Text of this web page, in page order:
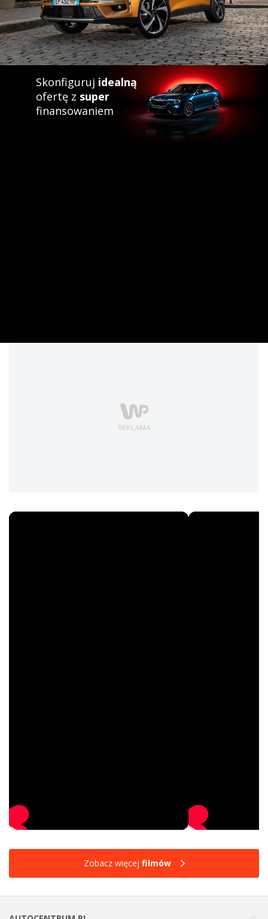
Skonfiguruj idealną
ofertę z super
finansowaniem
Zobacz więcej filmów